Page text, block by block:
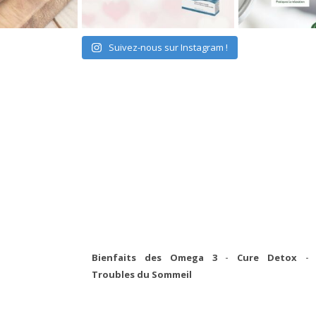
Suivez-nous sur Instagram !
Bienfaits des Omega 3- Cure Detox -
Troubles du Sommeil